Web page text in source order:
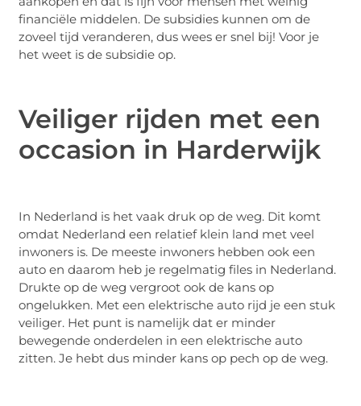
financiële middelen. De subsidies kunnen om de
zoveel tijd veranderen, dus wees er snel bij! Voor je
het weet is de subsidie op.
Veiliger rijden met een
occasion in Harderwijk
In Nederland is het vaak druk op de weg. Dit komt
omdat Nederland een relatief klein land met veel
inwoners is. De meeste inwoners hebben ook een
auto en daarom heb je regelmatig files in Nederland.
Drukte op de weg vergroot ook de kans op
ongelukken. Met een elektrische auto rijd je een stuk
veiliger. Het punt is namelijk dat er minder
bewegende onderdelen in een elektrische auto
zitten. Je hebt dus minder kans op pech op de weg.